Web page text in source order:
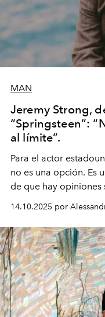
MAN
Jeremy Strong,
“Springsteen”:
al límite”.
Para el actor
no es una opción. Es
de que hay
demasiado en cómo
pérdida de tiempo",
14.10.2025 por